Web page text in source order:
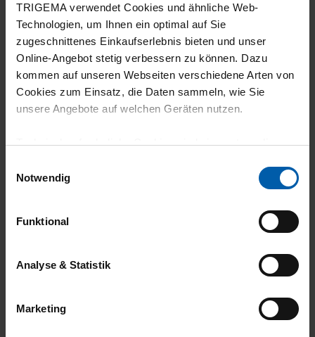
TRIGEMA verwendet Cookies und ähnliche Web-
Technologien, um Ihnen ein optimal auf Sie
zugeschnittenes Einkaufserlebnis bieten und unser
Online-Angebot stetig verbessern zu können. Dazu
kommen auf unseren Webseiten verschiedene Arten von
Cookies zum Einsatz, die Daten sammeln, wie Sie
unsere Angebote auf welchen Geräten nutzen.
Technisch erforderliche Cookies sind eine notwendige
grundlegende Funktionen wie etwa zur Auswahl und
gewährleisten.
Für die Darstellung personalisierter Angebote, Anzeigen
und Inhalte aufgrund Ihres Nutzerverhaltens und Ihres
Zwecke zur Analyse und Optimierung unserer
Notwendig
Funktional
Analyse & Statistik
Marketing
5
Sehr gute Qualität